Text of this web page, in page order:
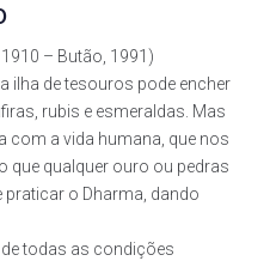
– Butão, 1991)
ilha de tesouros pode encher
rubis e esmeraldas. Mas
com a vida humana, que nos
que qualquer ouro ou pedras
o Dharma, dando
todas as condições